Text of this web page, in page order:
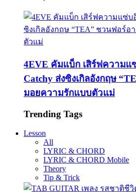
4EVE คัมแบ็ก เสิร์ฟความแ
Catchy ส่งซิงเกิลอังกฤษ
มอยความรักแบบตัวแม่
Trending Tags
Lesson
All
LYRIC & CHORD
LYRIC & CHORD Mobile
Theory
Tip & Trick